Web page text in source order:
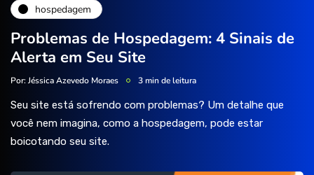
hospedagem
Problemas de Hospedagem: 4 Sinais de
Alerta em Seu Site
Por: Jéssica Azevedo Moraes 3 min de leitura
Seu site está sofrendo com problemas? Um detalhe que
você nem imagina, como a hospedagem, pode estar
boicotando seu site.